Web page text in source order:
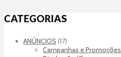
CATEGORIAS
ANÚNCIOS (17)
Campanhas e Promoções